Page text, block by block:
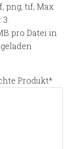
png, tif, Max.
pro Datei in
Produkt*